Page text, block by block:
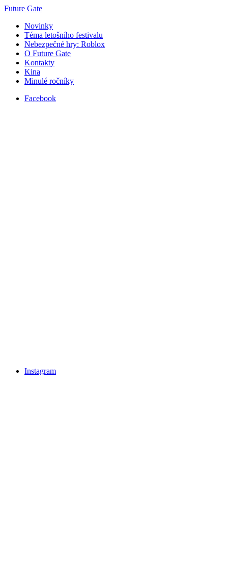
Future Gate
Novinky
Téma letošního festivalu
Nebezpečné hry: Roblox
O Future Gate
Kontakty
Kina
Minulé ročníky
Facebook
Instagram